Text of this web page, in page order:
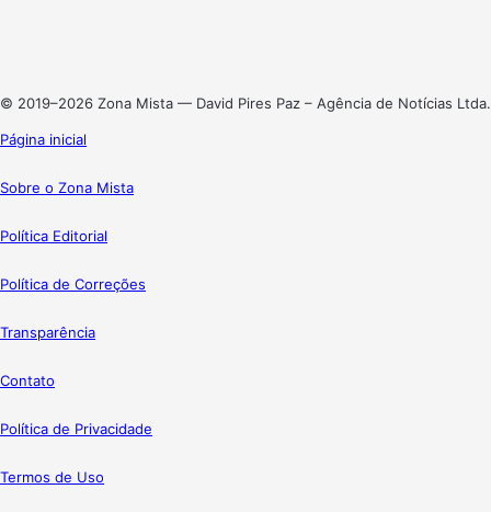
© 2019–2026 Zona Mista — David Pires Paz – Agência de Notícias Ltda.
Página inicial
Sobre o Zona Mista
Política Editorial
Política de Correções
Transparência
Contato
Política de Privacidade
Termos de Uso